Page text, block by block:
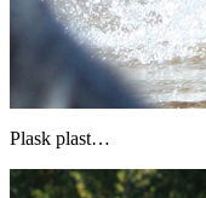
Plask plast…